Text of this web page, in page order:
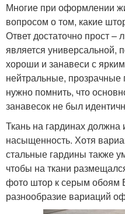
Многие при оформлении
вопросом о том, какие
Ответ достаточно прост –
является универсальной,
хороши и занавеси с
нейтральные,
нужно помнить, что
занавесок не был
Ткань на гардинах
насыщенность. Хотя
стальные гардины также
чтобы на ткани
фото штор к серым обоям
разнообразие вариаций